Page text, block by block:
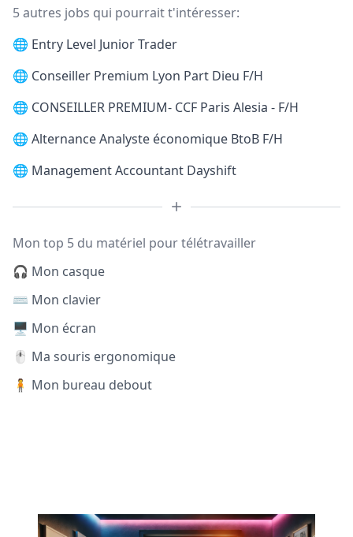
5 autres jobs qui pourrait t'intéresser:
🌐 Entry Level Junior Trader
🌐 Conseiller Premium Lyon Part Dieu F/H
🌐 CONSEILLER PREMIUM- CCF Paris Alesia - F/H
🌐 Alternance Analyste économique BtoB F/H
🌐 Management Accountant Dayshift
Mon top 5 du matériel pour télétravailler
🎧 Mon casque
⌨️ Mon clavier
🖥️ Mon écran
🖱️ Ma souris ergonomique
🧍 Mon bureau debout